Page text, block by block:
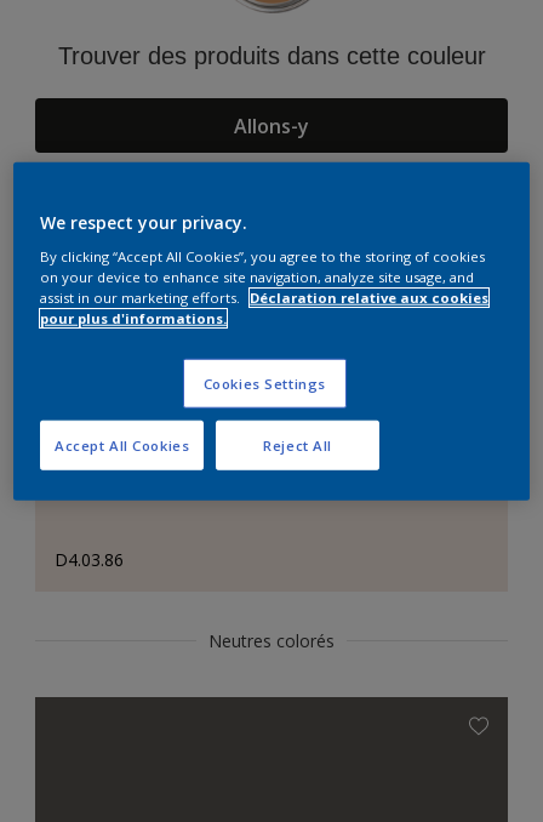
Trouver des produits dans cette couleur
Allons-y
Suggestions d'Harmonies
D4.03.86
Neutres colorés
We respect your privacy.
By clicking “Accept All Cookies”, you agree to the storing of cookies
on your device to enhance site navigation, analyze site usage, and
assist in our marketing efforts.
Déclaration relative aux cookies
pour plus d'informations.
Cookies Settings
Reject All
Accept All Cookies